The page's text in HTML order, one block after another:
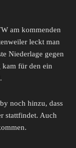
am kommenden
leckt man
Niederlage gegen
kam für den ein
noch hinzu, dass
stattfindet. Auch